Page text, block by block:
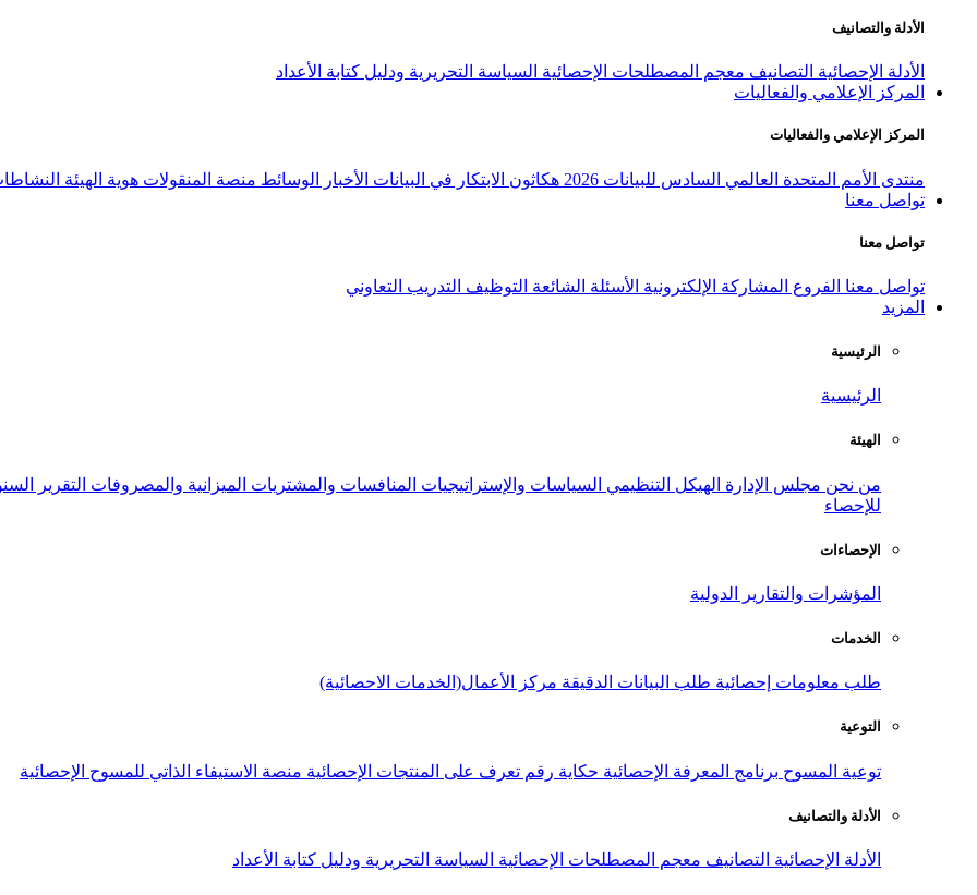
الأدلة والتصانيف
الأدلة الإحصائية التصانيف معجم المصطلحات الإحصائية السياسة التحريرية ودليل كتابة الأعداد
المركز الإعلامي والفعاليات
المركز الإعلامي والفعاليات
منتدى الأمم المتحدة العالمي السادس للبيانات 2026 هكاثون الابتكار في البيانات الأخبار الوسائط منصة المنقولات هوية الهيئة
تواصل معنا
تواصل معنا
تواصل معنا الفروع المشاركة الإلكترونية الأسئلة الشائعة التوظيف التدريب التعاوني
المزيد
الرئيسية
الرئيسية
الهيئة
من نحن مجلس الإدارة الهيكل التنظيمي السياسات والإستراتيجيات المنافسات والمشتريات الميزانية والمصروفات التقرير
للإحصاء
الإحصاءات
المؤشرات والتقارير الدولية
الخدمات
طلب معلومات إحصائية طلب البيانات الدقيقة مركز الأعمال(الخدمات الاحصائية)
التوعية
توعية المسوح برنامج المعرفة الإحصائية حكاية رقم تعرف على المنتجات الإحصائية منصة الاستيفاء الذاتي للمسوح الإحصائية
الأدلة والتصانيف
الأدلة الإحصائية التصانيف معجم المصطلحات الإحصائية السياسة التحريرية ودليل كتابة الأعداد